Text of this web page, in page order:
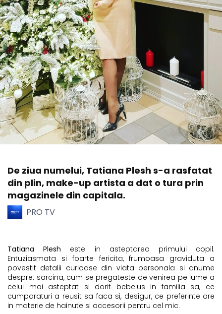
De ziua numelui, Tatiana Plesh s-a rasfatat
din plin, make-up artista a dat o tura prin
magazinele din capitala.
PRO TV
Tatiana Plesh este in asteptarea primului copil.
Entuziasmata si foarte fericita, frumoasa graviduta a
povestit detalii curioase din viata personala si anume
despre: sarcina, cum se pregateste de venirea pe lume a
celui mai asteptat si dorit bebelus in familia sa, ce
cumparaturi a reusit sa faca si, desigur, ce preferinte are
in materie de hainute si accesorii pentru cel mic.